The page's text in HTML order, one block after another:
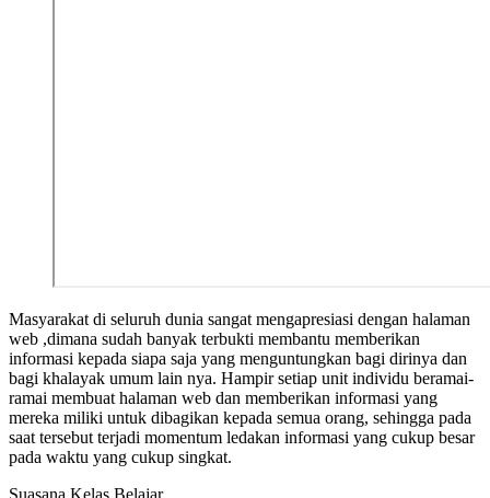
Masyarakat di seluruh dunia sangat mengapresiasi dengan halaman
web ,dimana sudah banyak terbukti membantu memberikan
informasi kepada siapa saja yang menguntungkan bagi dirinya dan
bagi khalayak umum lain nya. Hampir setiap unit individu beramai-
ramai membuat halaman web dan memberikan informasi yang
mereka miliki untuk dibagikan kepada semua orang, sehingga pada
saat tersebut terjadi momentum ledakan informasi yang cukup besar
pada waktu yang cukup singkat.
Suasana Kelas Belajar